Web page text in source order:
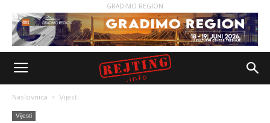
GRADIMO REGION
Naslovnica Vijesti
Vijesti